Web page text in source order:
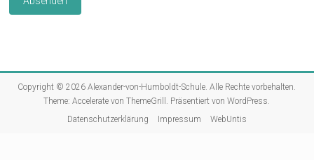
Copyright © 2026Alexander-von-Humboldt-Schule . Alle Rechte vorbehalten.
Theme:Accelerate von ThemeGrill. Präsentiert vonWordPress
Datenschutzerklärung
Impressum WebUntis